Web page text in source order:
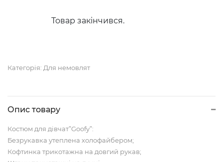
Товар закінчився.
Категорія: Для немовлят
Опис товару
Костюм для дівчат”Goofy”:
Безрукавка утеплена холофайбером;
Кофтинка трикотажна на довгий рукав;